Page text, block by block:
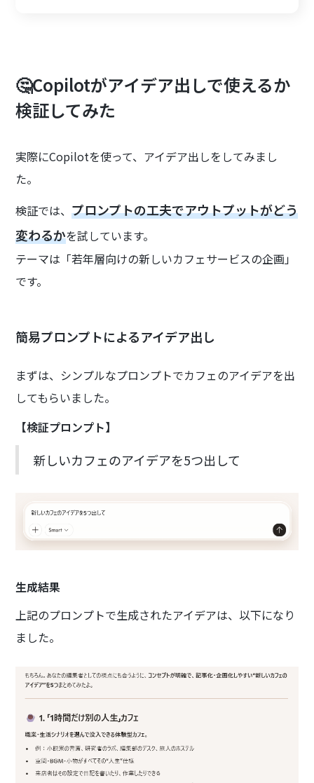
🤔Copilotがアイデア出しで使えるか
検証してみた
実際にCopilotを使って、アイデア出しをしてみまし
た。
検証では、プロンプトの工夫でアウトプットがどう
変わるかを試しています。
テーマは「若年層向けの新しいカフェサービスの企画」
です。
簡易プロンプトによるアイデア出し
まずは、シンプルなプロンプトでカフェのアイデアを出
してもらいました。
【検証プロンプト】
新しいカフェのアイデアを5つ出して
生成結果
上記のプロンプトで生成されたアイデアは、以下になり
ました。